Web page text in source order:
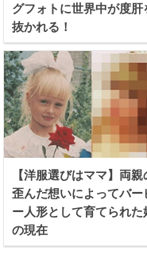
グフォトに世界中が度肝
抜かれる！
【洋服選びはママ】両親
歪んだ想いによってバー
ー人形として育てられた
の現在